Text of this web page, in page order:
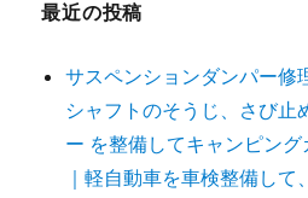
最近の投稿
サスペンションダンパー
シャフトのそうじ、さび
ー を整備してキャンピング
｜軽自動車を車検整備し